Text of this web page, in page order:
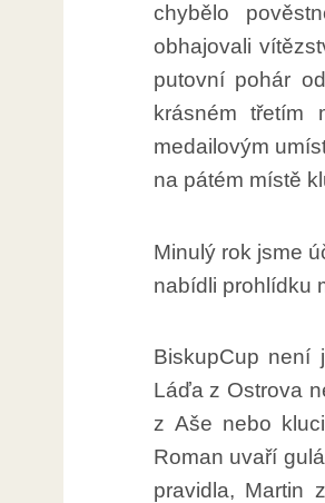
chybělo
obhajovali
putovní pohár
krásném třetím
medailovým
na pátém místě
Minulý rok jsme
nabídli prohlídku
BiskupCup není
Láďa z Ostrova
z Aše nebo
Roman uvaří
pravidla, Martin